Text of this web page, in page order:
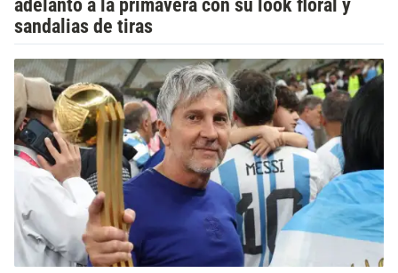
adelantó a la primavera con su look floral y
sandalias de tiras